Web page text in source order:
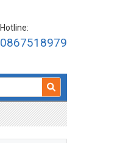
Hotline:
0867518979